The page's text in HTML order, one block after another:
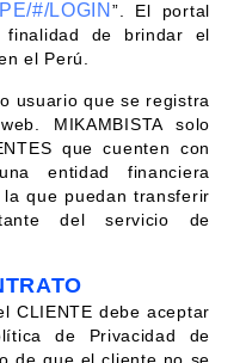
#/LOGIN ”. El portal
de brindar el
el Perú.
usuario que se registra
MIKAMBISTA solo
que cuenten con
entidad financiera
que puedan transferir
del servicio de
CLIENTE debe aceptar
de Privacidad de